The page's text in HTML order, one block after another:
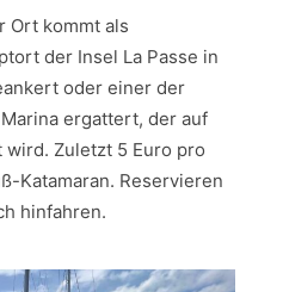
Ort kommt als
der Insel La Passe in
oder einer der
ergattert, der auf
Zuletzt 5 Euro pro
Katamaran. Reservieren
hinfahren.